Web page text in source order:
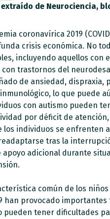
de Neurociencia,
coronavírica 2019
crisis económica. No
incluyendo aquellos con
con trastornos del
de ansiedad, dispraxia,
lo que puede
con autismo pueden
por déficit de
los individuos se enfrenten
tras la
apoyo adicional durante
común de los
han provocado
pueden tener dificultades